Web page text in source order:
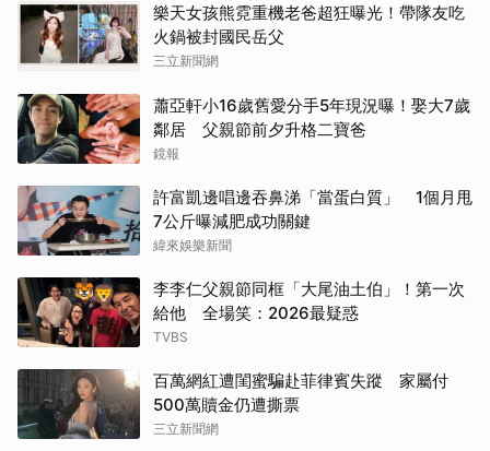
樂天女孩熊霓重機老爸超狂曝光！帶隊友吃
火鍋被封國民岳父
三立新聞網
蕭亞軒小16歲舊愛分手5年現況曝！娶大7歲
鄰居 父親節前夕升格二寶爸
鏡報
許富凱邊唱邊吞鼻涕「當蛋白質」 1個月甩
7公斤曝減肥成功關鍵
緯來娛樂新聞
李李仁父親節同框「大尾油土伯」！第一次
給他 全場笑：2026最疑惑
TVBS
百萬網紅遭閨蜜騙赴菲律賓失蹤 家屬付
500萬贖金仍遭撕票
三立新聞網